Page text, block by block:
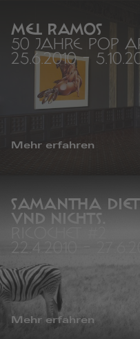
MEL RAMOS
50 JAHRE POP
25.6.2010-
Mehr erfahren
SAMANTHA
UND NICHTS.
22.4.2010
Mehr erfahren